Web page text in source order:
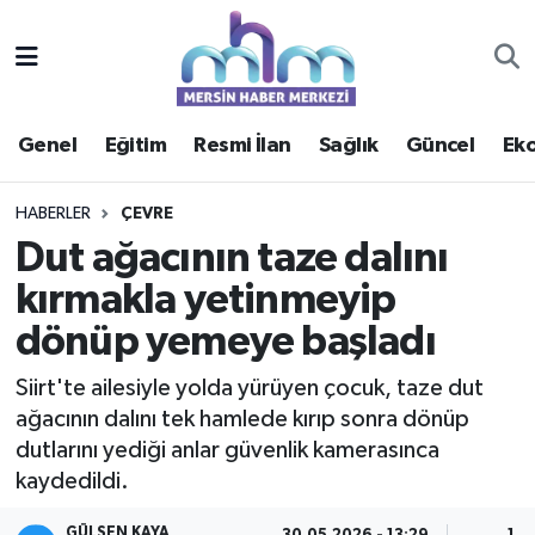
Genel Eğitim Resmi İlan Sağlık Güncel
HABERLER ÇEVRE
Dut ağacının taze dalını
kırmakla yetinmeyip
dönüp yemeye başladı
Siirt'te ailesiyle yolda yürüyen çocuk, taze dut
ağacının dalını tek hamlede kırıp sonra dönüp
dutlarını yediği anlar güvenlik kamerasınca
kaydedildi.
Çevre
Eğitim
Ekonomi
Genel
Güncel
Haberde insan
Mersin Hava Durumu
Mersin Trafik Yoğunluk Haritası
Süper Lig Puan Durumu ve Fikstür
Tüm Manşetler
Son Dakika Haberleri
Haber Arşivi